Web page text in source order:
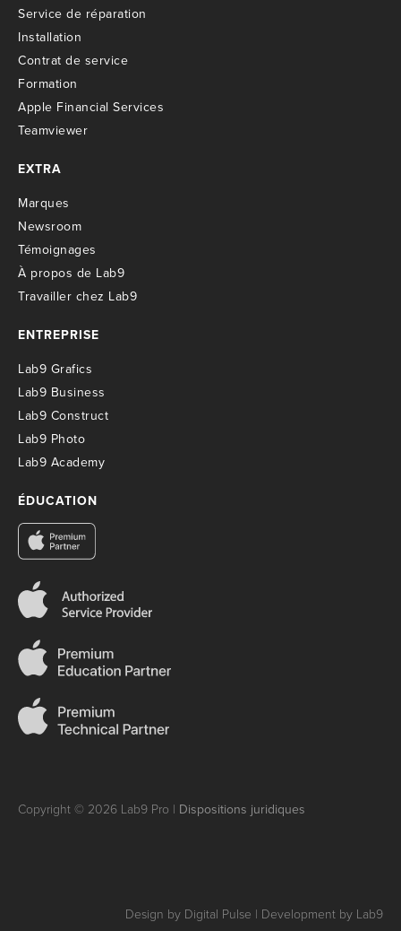
Service de réparation
Installation
Contrat de service
Formation
Apple Financial Services
Teamviewer
EXTRA
Marques
Newsroom
Témoignages
À propos de Lab9
Travailler chez Lab9
ENTREPRISE
Lab9 Grafics
Lab9 Business
Lab9 Construct
Lab9 Photo
Lab9 Academy
ÉDUCATION
Copyright © 2026 Lab9 Pro | Dispositions juridiques
Design by Digital Pulse | Development by Lab9